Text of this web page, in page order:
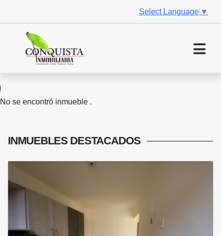
Select Language ▼
No se encontró inmueble .
INMUEBLES DESTACADOS